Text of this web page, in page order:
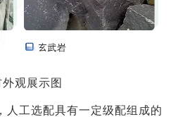
观展示图
人工选配具有一定级配组成的